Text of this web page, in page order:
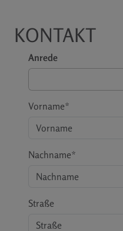
KONTAKT
Anrede
Vorname*
Nachname*
Straße